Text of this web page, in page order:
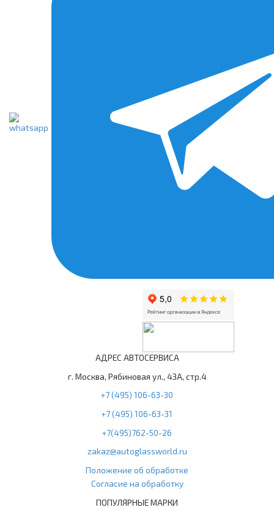
АДРЕС АВТОСЕРВИСА
г. Москва, Рябиновая ул., 43А, стр.4
+7 (495) 106-63-30
+7 (495) 106-63-31
+7(495)762-50-26
zakaz@autoglassworld.ru
Положение об обработке
Согласие на обработку
ПОПУЛЯРНЫЕ МАРКИ